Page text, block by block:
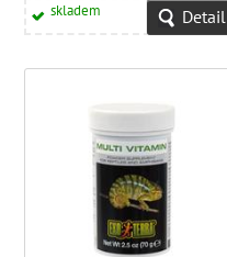
skladem Detail